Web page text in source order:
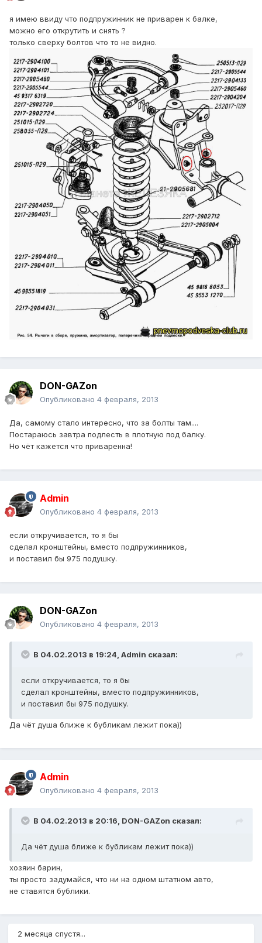
я имею ввиду что подпружинник не приварен к балке,
можно его открутить и снять ?
только сверху болтов что то не видно.
DON-GAZon
Опубликовано 4 февраля, 2013
Да, самому стало интересно, что за болты там....
Постараюсь завтра подлесть в плотную под балку.
Но чёт кажется что приваренна!
Admin
Опубликовано 4 февраля, 2013
если откручивается, то я бы
сделал кронштейны, вместо подпружинников,
и поставил бы 975 подушку.
DON-GAZon
Опубликовано 4 февраля, 2013
В 04.02.2013 в 19:24, Admin сказал:
если откручивается, то я бы
сделал кронштейны, вместо подпружинников,
и поставил бы 975 подушку.
Да чёт душа ближе к бубликам лежит пока))
Admin
Опубликовано 4 февраля, 2013
В 04.02.2013 в 20:16, DON-GAZon сказал:
Да чёт душа ближе к бубликам лежит пока))
хозяин барин,
ты просто задумайся, что ни на одном штатном авто,
не ставятся бублики.
2 месяца спустя...